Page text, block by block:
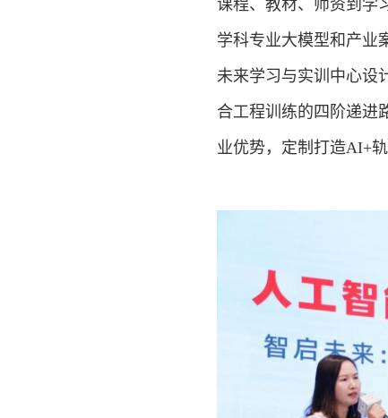
课程、教材、师资到学
学科专业大模型和产业
未来学习与实训中心设
合工程训练的四阶递
业优势，定制打造AI+